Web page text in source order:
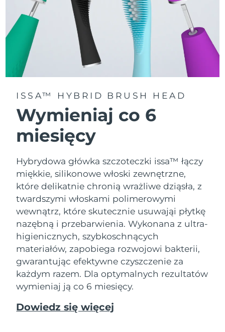
ISSA™ HYBRID BRUSH HEAD
Wymieniaj co 6
miesięcy
Hybrydowa główka szczoteczki issa™ łączy
miękkie, silikonowe włoski zewnętrzne,
które delikatnie chronią wrażliwe dziąsła, z
twardszymi włoskami polimerowymi
wewnątrz, które skutecznie usuwająi płytkę
nazębną i przebarwienia. Wykonana z ultra-
higienicznych, szybkoschnących
materiałów, zapobiega rozwojowi bakterii,
gwarantując efektywne czyszczenie za
każdym razem. Dla optymalnych rezultatów
wymieniaj ją co 6 miesięcy.
Dowiedz się więcej